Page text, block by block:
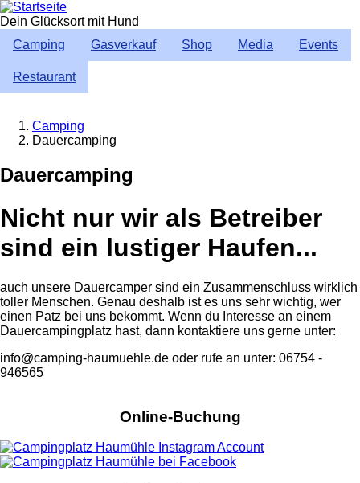
Direkt
zum
Dein Glücksort mit Hund
Camping
Gasverkauf Shop Media Events
Restaurant
Breadcrumb
Camping
Dauercamping
Dauercamping
Nicht nur wir als Betreiber
sind ein lustiger Haufen...
auch unsere Dauercamper sind ein Zusammenschluss wirklich
toller Menschen. Genau deshalb ist es uns sehr wichtig, wer
einen Patz bei uns bekommt. Wenn du Interesse an einem
Dauercampingplatz hast, dann kontaktiere uns gerne unter:
info@camping-haumuehle.de oder rufe an unter: 06754 -
946565
Online-Buchung